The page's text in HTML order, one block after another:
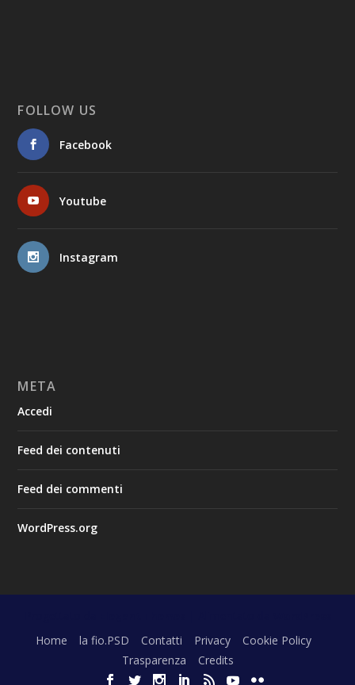
FOLLOW US
Facebook
Youtube
Instagram
META
Accedi
Feed dei contenuti
Feed dei commenti
WordPress.org
Home la fio.PSD Contatti Privacy
Cookie Policy
Trasparenza
Credits